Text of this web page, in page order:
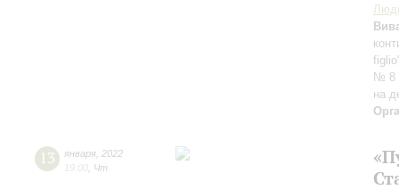
№ 8
на
13 января 2022
19:00 Чт